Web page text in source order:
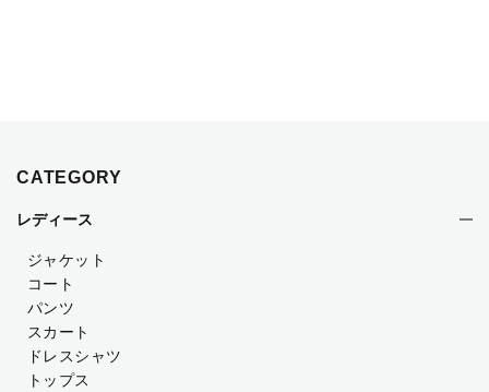
CATEGORY
レディース
ジャケット
コート
パンツ
スカート
ドレスシャツ
トップス